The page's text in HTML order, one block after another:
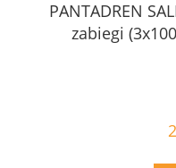
PANTADREN
zabiegi